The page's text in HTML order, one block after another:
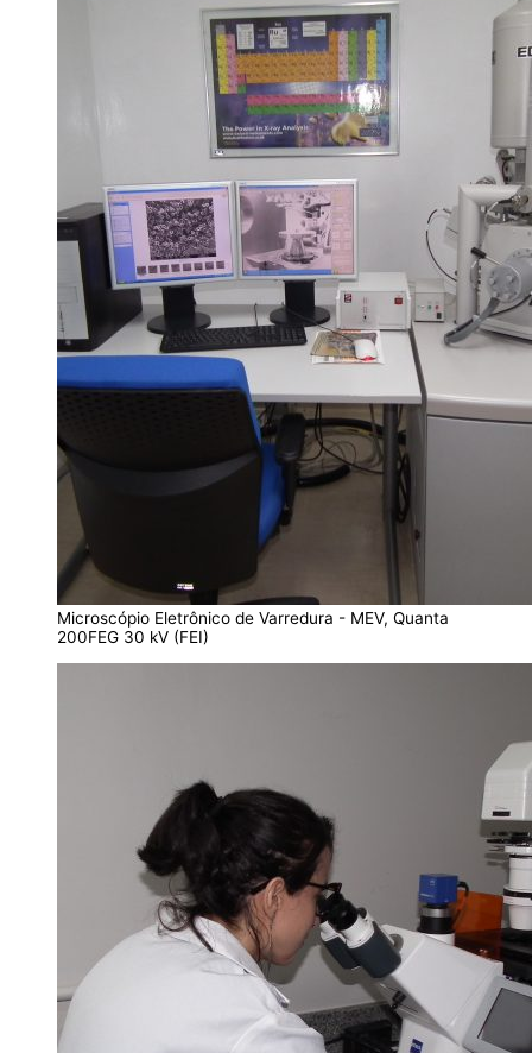
Microscópio Eletrônico de Varredura - MEV, Quanta
200FEG 30 kV (FEI)